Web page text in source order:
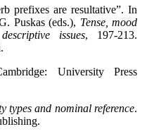
prefixes are resultative”. In
Puskas (eds.), Tense, mood
issues, 197-213.
University Press
types and nominal reference.